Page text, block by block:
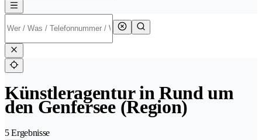
Künstleragentur in Rund um
den Genfersee (Region)
5 Ergebnisse